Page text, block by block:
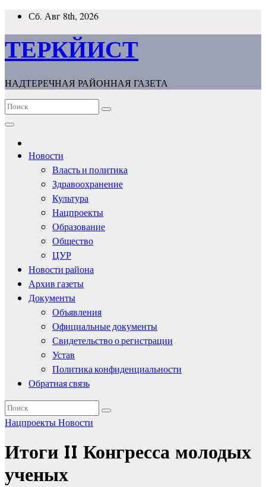
Перейти
содержимому
Сб. Авг 8th, 2026
ТЕРКЙИСТ
НАДТЕРЕЧНАЯ РАЙОННАЯ ГАЗЕТА
Новости
Власть и политика
Здравоохранение
Культура
Нацпроекты
Образование
Общество
ЦУР
Новости района
Архив газеты
Документы
Объявления
Официальные документы
Свидетельство о регистрации
Устав
Политика конфиденциальности
Обратная связь
НацпроектыНовости
Итоги II Конгресса молодых
ученых